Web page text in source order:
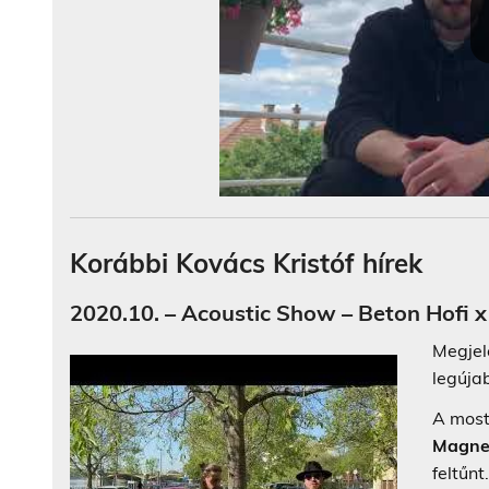
Korábbi Kovács Kristóf hírek
2020.10. – Acoustic Show – Beton Hofi
A
feltűnt.